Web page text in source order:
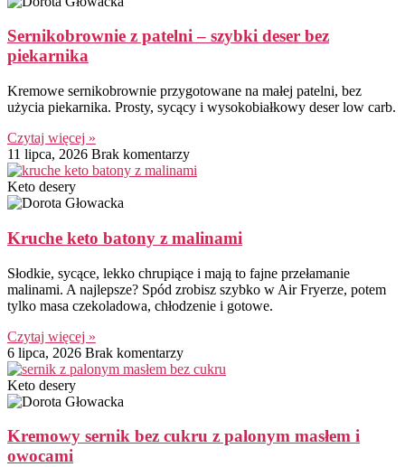
Sernikobrownie z patelni – szybki deser bez
piekarnika
Kremowe sernikobrownie przygotowane na małej patelni, bez
użycia piekarnika. Prosty, sycący i wysokobiałkowy deser low carb.
Czytaj więcej »
11 lipca, 2026 Brak komentarzy
Keto desery
Kruche keto batony z malinami
Słodkie, sycące, lekko chrupiące i mają to fajne przełamanie
malinami. A najlepsze? Spód zrobisz szybko w Air Fryerze, potem
tylko masa czekoladowa, chłodzenie i gotowe.
Czytaj więcej »
6 lipca, 2026 Brak komentarzy
Keto desery
Kremowy sernik bez cukru z palonym masłem i
owocami